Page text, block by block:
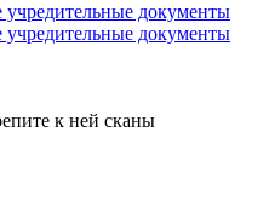
учредительные документы
учредительные документы
к ней сканы